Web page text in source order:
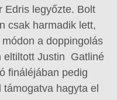
Edris legyőzte. Bolt
csak harmadik lett,
a doppingolás
eltiltott Justin Gatliné
fináléjában pedig
hagyta el